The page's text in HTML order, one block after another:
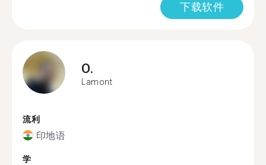
下载软件
O.
Lamont
流利
印地语
学